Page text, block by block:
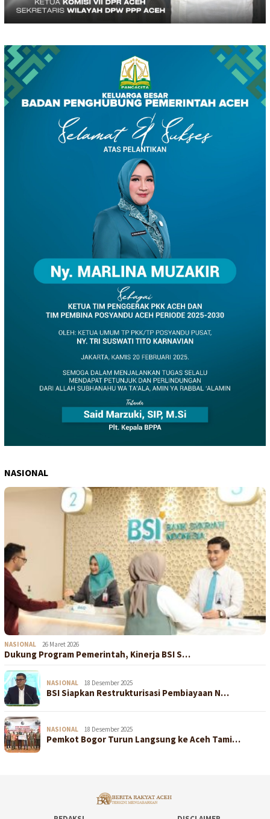
NASIONAL
NASIONAL 26 Maret 2026
Dukung Program Pemerintah, Kinerja BSI S…
NASIONAL 18 Desember 2025
BSI Siapkan Restrukturisasi Pembiayaan N…
NASIONAL 18 Desember 2025
Pemkot Bogor Turun Langsung ke Aceh Tami…